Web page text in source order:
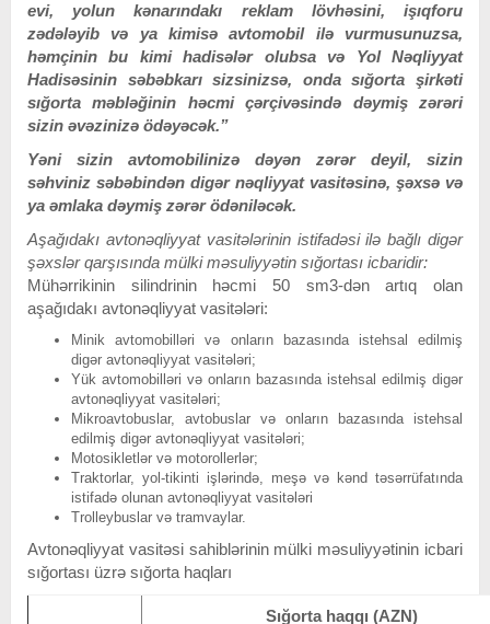
evi, yolun kənarındakı reklam lövhəsini, işıqforu
zədələyib və ya kimisə avtomobil ilə vurmusunuzsa,
həmçinin bu kimi hadisələr olubsa və Yol Nəqliyyat
Hadisəsinin səbəbkarı sizsinizsə, onda sığorta şirkəti
sığorta məbləğinin həcmi çərçivəsində dəymiş zərəri
sizin əvəzinizə ödəyəcək.”
Yəni sizin avtomobilinizə dəyən zərər deyil, sizin
səhviniz səbəbindən digər nəqliyyat vasitəsinə, şəxsə və
ya əmlaka dəymiş zərər ödəniləcək.
Aşağıdakı avtonəqliyyat vasitələrinin istifadəsi ilə bağlı digər
şəxslər qarşısında mülki məsuliyyətin sığortası icbaridir:
Mühərrikinin silindrinin həcmi 50 sm3-dən artıq olan
aşağıdakı avtonəqliyyat vasitələri:
Minik avtomobilləri və onların bazasında istehsal edilmiş
digər avtonəqliyyat vasitələri;
Yük avtomobilləri və onların bazasında istehsal edilmiş digər
avtonəqliyyat vasitələri;
Mikroavtobuslar, avtobuslar və onların bazasında istehsal
edilmiş digər avtonəqliyyat vasitələri;
Motosiklеtlər və motorollerlər;
Traktorlar, yol-tikinti işlərində, meşə və kənd təsərrüfatında
istifadə olunan avtonəqliyyat vasitələri
Trollеybuslar və tramvaylar.
Avtonəqliyyat vasitəsi sahiblərinin mülki məsuliyyətinin icbari
sığortası üzrə sığorta haqları
Sığorta haqqı (AZN)